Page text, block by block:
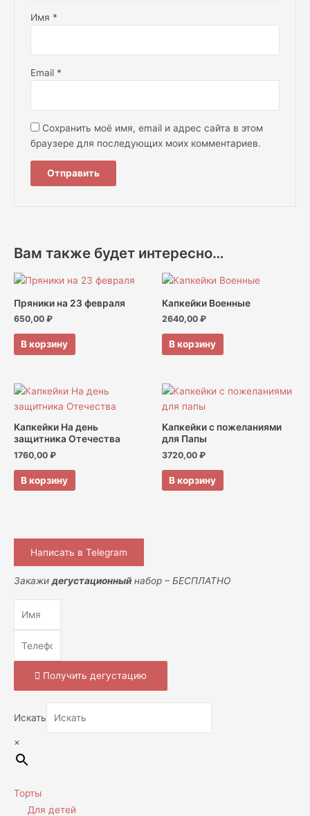
Имя *
Email *
Сохранить моё имя, email и адрес сайта в этом
браузере для последующих моих комментариев.
Вам также будет интересно…
Пряники на 23 февраля
650,00 ₽
В корзину
Капкейки Военные
2640,00 ₽
В корзину
Капкейки На день
защитника Отечества
1760,00 ₽
В корзину
Капкейки с пожеланиями
для Папы
3720,00 ₽
В корзину
Написать в Telegram
Закажи дегустационный набор – БЕСПЛАТНО
Получить дегустацию
Искать
×
Торты
Для детей